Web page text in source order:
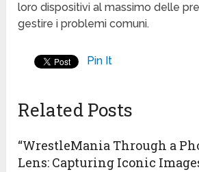
loro dispositivi al massimo delle
gestire i problemi comuni.
Pin It
Related Posts
“WrestleMania Through a
Lens: Capturing Iconic